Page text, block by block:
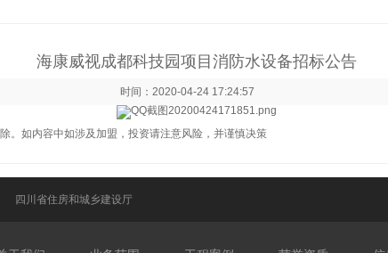
海康威视成都科技园项目消防水设备招标公告
时间：2020-04-24 17:24:57
。如内容中如涉及加盟，投资请注意风险，并谨慎决策
四川省住房和城乡建设厅